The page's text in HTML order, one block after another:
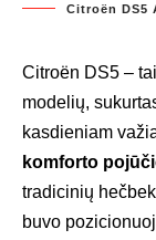
Citroën DS5
Citroën DS5 –
modelių,
kasdieniam
komforto
tradicinių
buvo